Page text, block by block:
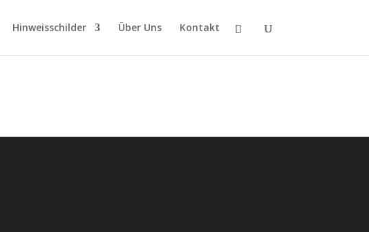
Hinweisschilder Über Uns Kontakt